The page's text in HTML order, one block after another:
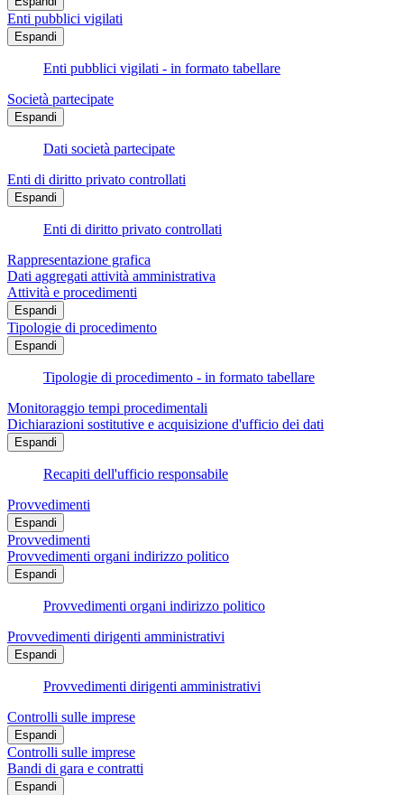
Enti pubblici vigilati
Espandi
Enti pubblici vigilati - in formato tabellare
Società partecipate
Espandi
Dati società partecipate
Enti di diritto privato controllati
Espandi
Enti di diritto privato controllati
Rappresentazione grafica
Dati aggregati attività amministrativa
Attività e procedimenti
Espandi
Tipologie di procedimento
Espandi
Tipologie di procedimento - in formato tabellare
Monitoraggio tempi procedimentali
Dichiarazioni sostitutive e acquisizione d'ufficio dei dati
Espandi
Recapiti dell'ufficio responsabile
Provvedimenti
Espandi
Provvedimenti
Provvedimenti organi indirizzo politico
Espandi
Provvedimenti organi indirizzo politico
Provvedimenti dirigenti amministrativi
Espandi
Provvedimenti dirigenti amministrativi
Controlli sulle imprese
Espandi
Controlli sulle imprese
Bandi di gara e contratti
Espandi